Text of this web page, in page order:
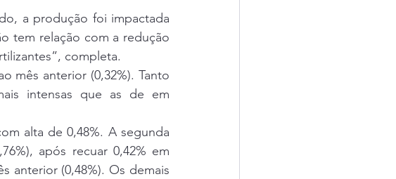
a produção foi impactada
tem relação com a redução
completa.
mês anterior (0,32%). Tanto
intensas que as de em
alta de 0,48%. A segunda
após recuar 0,42% em
anterior (0,48%). Os demais